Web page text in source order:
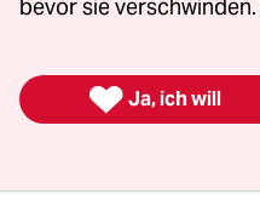
stellen."
bevor sie
 Ja, ich will